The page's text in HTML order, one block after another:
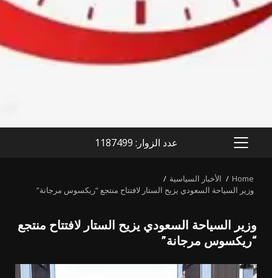
PRIMARY
عدد الزوار: 1187499
Home
الأخبار السياسية
وزير السياحة السعودي يزيح الستار لافتتاح منتجع “ريكسوس مرجانة”
وزير السياحة السعودي يزيح الستار لافتتاح منتجع
“ريكسوس مرجانة”